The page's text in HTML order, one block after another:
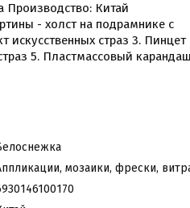
Производство: Китай
- холст на подрамнике с
искусственных страз 3. Пинцет
5. Пластмассовый
мозаики, фрески,